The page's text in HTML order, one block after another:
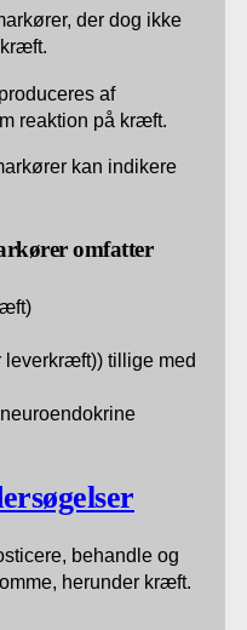
der dog ikke
af
reaktion på kræft.
kan indikere
omfatter
leverkræft)) tillige med
behandle og
herunder kræft.